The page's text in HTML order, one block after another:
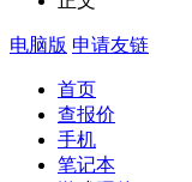
电脑版 申请友链
首页
查报价
手机
笔记本